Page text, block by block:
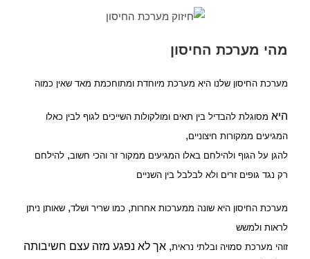
מהי מערכת החיסון
מערכת החיסון שלנו היא מערכת מיוחדת ומתוחכמת מאד שאין כמוה
היא מסוגלת להבדיל בין תאים ומולקולות השייכים לגוף לבין כאלו
המגיעים ממקורות חיצוניים,
להגן על הגוף ולהילחם באלו המגיעים ממקור זר והכי חשוב,להילחם
רק נגד גופים זרים ולא לבלבל בין השניים
מערכת החיסון היא שונה ממערכות אחרות, כמו שריר ושלד,שאותן ניתן
לראות ולמשש
זוהי מערכת סמויה ובלתי נראית, אך לא נפגע מזה עצם חשיבותה